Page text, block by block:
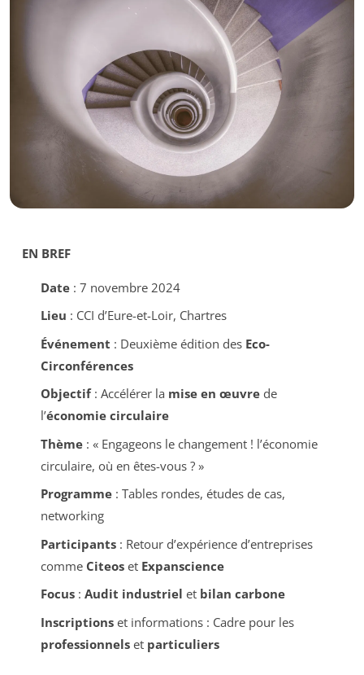
EN BREF
Date: 7 novembre 2024
Lieu : CCI d’Eure-et-Loir, Chartres
Événement : Deuxième édition des Eco-
Circonférences
Objectif: Accélérer la mise en œuvrede
l’économie circulaire
Thème: « Engageons le changement ! l’économie
circulaire, où en êtes-vous ?»
Programme: Tables rondes, études de cas,
networking
Participants: Retour d’expérience d’entreprises
comme Citeoset Expanscience
Focus: Audit industriel et bilan carbone
Inscriptionset informations : Cadre pour les
professionnelset particuliers